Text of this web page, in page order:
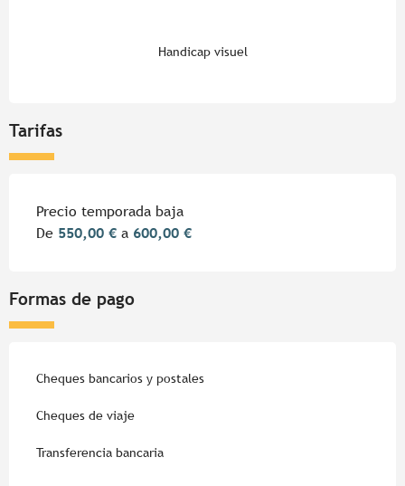
Handicap visuel
Tarifas
Tarifas 2026
Precio temporada baja
De 550,00 € a 600,00 €
Formas de pago
Cheques bancarios y postales
Cheques de viaje
Transferencia bancaria